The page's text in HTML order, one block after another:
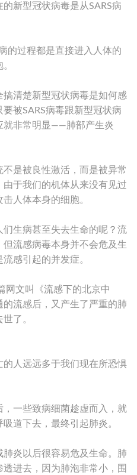
新型冠状病毒是从SARS病
的过程都是直接进入人体的
清楚新型冠状病毒是如何感
被SARS病毒跟新型冠状病
就非常明显——肺部产生炎
是被良性激活，而是被异常
于我们的机体从来没有见过
人体本身的细胞。
生病甚至失去生命的呢？流
流感病毒本身并不会危及生
感引起的并发症。
网文叫《流感下的北京中
流感后，又产生了严重的肺
了。
人远远多于我们现在所恐惧
一些致病细菌趁虚而入，就
道下去，最终引起肺炎。
炎以后很容易危及生命。肺
进去，因为肺泡非常小，围